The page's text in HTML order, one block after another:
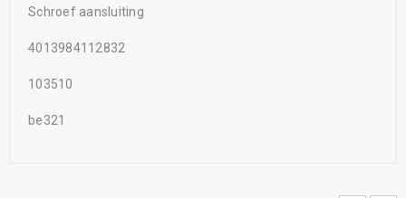
Schroef aansluiting
4013984112832
103510
be321